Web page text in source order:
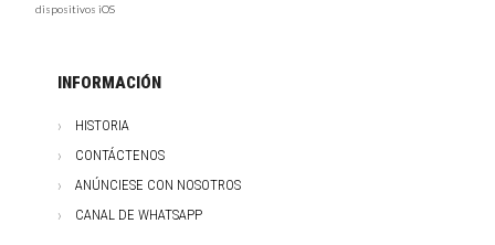
dispositivos iOS
INFORMACIÓN
HISTORIA
CONTÁCTENOS
ANÚNCIESE CON NOSOTROS
CANAL DE WHATSAPP